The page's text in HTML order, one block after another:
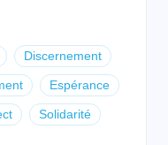
Discernement
Espérance
Solidarité